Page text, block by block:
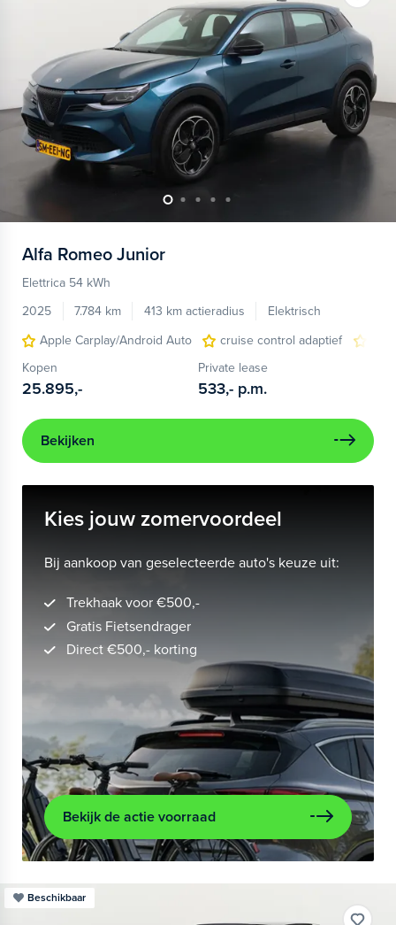
Alfa Romeo Junior
Elettrica 54 kWh
2025
7.784 km 413 km actieradius
Elektrisch
Apple Carplay/Android Auto
cruise control adaptief
Kopen
25.895,-
Private lease
533,- p.m.
Bekijken
Kies jouw zomervoordeel
Bij aankoop van geselecteerde auto's keuze uit:
Trekhaak voor €500,-
Gratis Fietsendrager
Direct €500,- korting
Bekijk de actie voorraad
Beschikbaar